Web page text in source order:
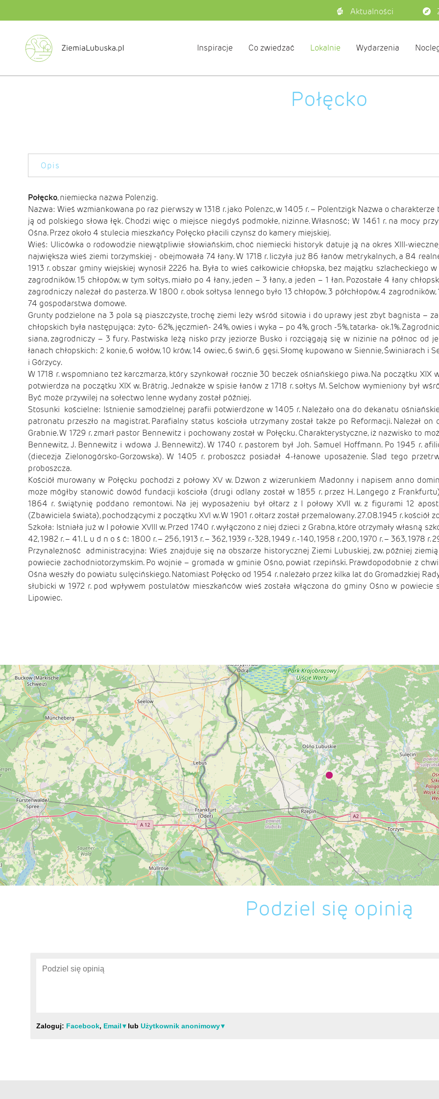
Aktualności
Inspiracje Co zwiedzać Lokalnie Wydarzenia
Połęcko
Opis
Połęcko, niemiecka nazwa Polenzig.
Nazwa: Wieś wzmiankowana po raz pierwszy w 1318 r. jako Polenzc, w 1405 r. – Polentzigk Nazwa o
ją od polskiego słowa łęk. Chodzi więc o miejsce niegdyś podmokłe, nizinne. Własność; W 1461 r. na mocy
Ośna. Przez około 4 stulecia mieszkańcy Połęcko płacili czynsz do kamery miejskiej.
Wieś: Ulicówka o rodowodzie niewątpliwie słowiańskim, choć niemiecki historyk datuje ją na okres XIII-
największa wieś ziemi torzymskiej - obejmowała 74 łany. W 1718 r. liczyła już 86 łanów metrykalnych, a 84
1913 r. obszar gminy wiejskiej wynosił 2226 ha. Była to wieś całkowicie chłopska, bez majątku szlacheckiego
zagrodników. 15 chłopów, w tym sołtys, miało po 4 łany, jeden – 3 łany, a jeden – 1 łan. Pozostałe 4 łany
zagrodniczy należał do pasterza. W 1800 r. obok sołtysa lennego było 13 chłopów, 3 półchłopów, 4
74 gospodarstwa domowe.
Grunty podzielone na 3 pola są piaszczyste, trochę ziemi leży wśród sitowia i do uprawy jest zbyt bagnista –
chłopskich była następująca: żyto- 62%, jęczmień- 24%, owies i wyka – po 4%, groch -5%, tatarka- ok.1%.
siana, zagrodniczy – 3 fury. Pastwiska leżą nisko przy jeziorze Busko i rozciągają się w nizinie na północ od
łanach chłopskich: 2 konie, 6 wołów, 10 krów, 14 owiec, 6 świń, 6 gęsi. Słomę kupowano w Siennie, Świniarach
i Górzycy.
W 1718 r. wspomniano też karczmarza, który szynkował rocznie 30 beczek ośniańskiego piwa. Na początku
potwierdza na początku XIX w. Brätrig. Jednakże w spisie łanów z 1718 r. sołtys M. Selchow wymieniony był
Być może przywilej na sołectwo lenne wydany został później.
Stosunki kościelne: Istnienie samodzielnej parafii potwierdzone w 1405 r. Należało ona do dekanatu
patronatu przeszło na magistrat. Parafialny status kościoła utrzymany został także po Reformacji. Należał
Grabnie. W 1729 r. zmarł pastor Bennewitz i pochowany został w Połęcku. Charakterystyczne, iż nazwisko to
Bennewitz, J. Bennewitz i wdowa J. Bennewitz). W 1740 r. pastorem był Joh. Samuel Hoffmann. Po 1945 r.
(diecezja Zielonogórsko-Gorzowska). W 1405 r. proboszcz posiadał 4-łanowe uposażenie. Ślad tego
proboszcza.
Kościół murowany w Połęcku pochodzi z połowy XV w. Dzwon z wizerunkiem Madonny i napisem anno
może mógłby stanowić dowód fundacji kościoła (drugi odlany został w 1855 r. przez H. Langego z
1864 r. świątynię poddano remontowi. Na jej wyposażeniu był ołtarz z I połowy XVII w. z figurami 12
(Zbawiciela świata), pochodzącymi z początku XVI w. W 1901 r. ołtarz został przemalowany. 27.08.1945 r. kościół
Szkoła: Istniała już w I połowie XVIII w. Przed 1740 r. wyłączono z niej dzieci z Grabna, które otrzymały własną
42, 1982 r. – 41. L u d n o ś ć: 1800 r. – 256, 1913 r. – 362, 1939 r.-328, 1949 r. -140, 1958 r. 200, 1970 r. – 363, 1978 r.
Przynależność administracyjna: Wieś znajduje się na obszarze historycznej Ziemi Lubuskiej, zw. później
powiecie zachodniotorzymskim. Po wojnie – gromada w gminie Ośno, powiat rzepiński. Prawdopodobnie z
Ośna weszły do powiatu sulęcińskiego. Natomiast Połęcko od 1954 r. należało przez kilka lat do Gromadzkiej
słubicki w 1972 r. pod wpływem postulatów mieszkańców wieś została włączona do gminy Ośno w powiecie
Lipowiec.
Podziel się opinią